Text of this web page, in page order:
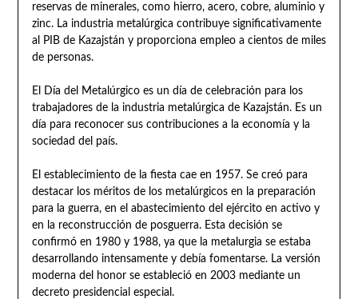
reservas de minerales, como hierro, acero, cobre, aluminio y
zinc. La industria metalúrgica contribuye significativamente
al PIB de Kazajstán y proporciona empleo a cientos de miles
de personas.
El Día del Metalúrgico es un día de celebración para los
trabajadores de la industria metalúrgica de Kazajstán. Es un
día para reconocer sus contribuciones a la economía y la
sociedad del país.
El establecimiento de la fiesta cae en 1957. Se creó para
destacar los méritos de los metalúrgicos en la preparación
para la guerra, en el abastecimiento del ejército en activo y
en la reconstrucción de posguerra. Esta decisión se
confirmó en 1980 y 1988, ya que la metalurgia se estaba
desarrollando intensamente y debía fomentarse. La versión
moderna del honor se estableció en 2003 mediante un
decreto presidencial especial.